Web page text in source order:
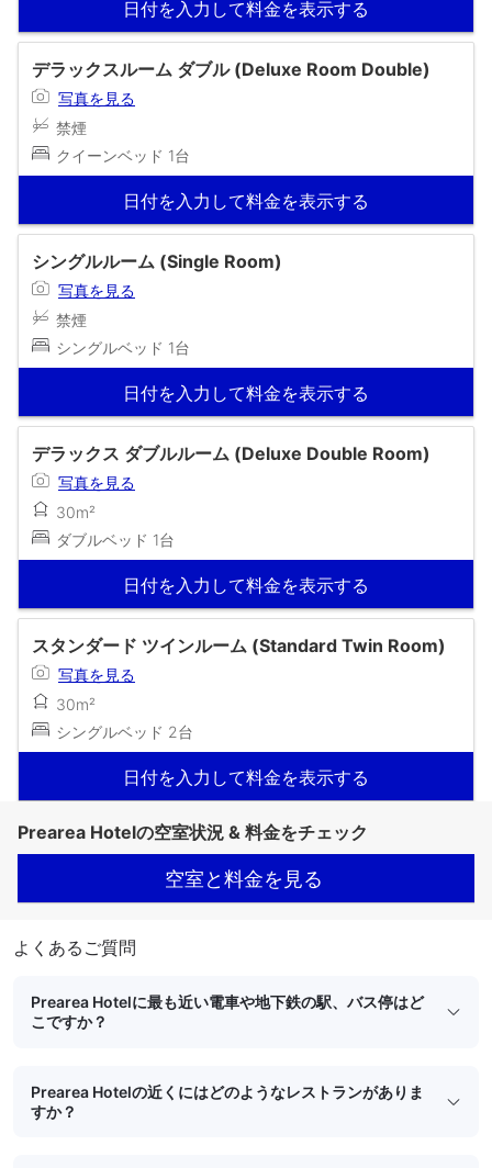
日付を入力して料金を表示する
デラックスルーム ダブル (Deluxe Room Double)
写真を見る
禁煙
クイーンベッド 1台
日付を入力して料金を表示する
シングルルーム (Single Room)
写真を見る
禁煙
シングルベッド 1台
日付を入力して料金を表示する
デラックス ダブルルーム (Deluxe Double Room)
写真を見る
30m²
ダブルベッド 1台
日付を入力して料金を表示する
スタンダード ツインルーム (Standard Twin Room)
写真を見る
30m²
シングルベッド 2台
日付を入力して料金を表示する
Prearea Hotelの空室状況 & 料金をチェック
空室と料金を見る
よくあるご質問
Prearea Hotelに最も近い電車や地下鉄の駅、バス停はど
こですか？
Prearea Hotelの近くにはどのようなレストランがありま
すか？